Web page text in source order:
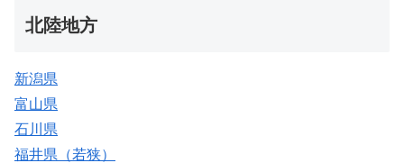
北陸地方
新潟県
富山県
石川県
福井県（若狭）